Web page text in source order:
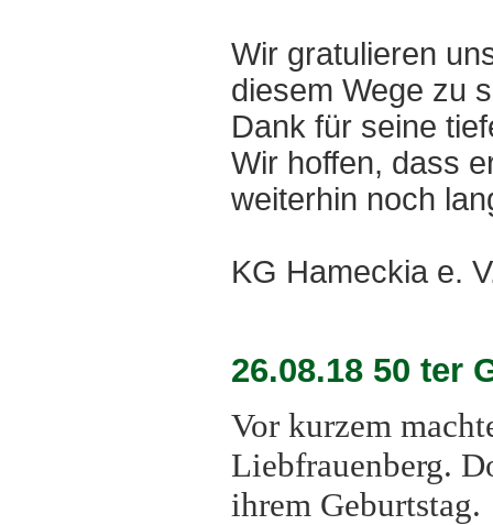
Wir gratulieren
diesem Wege zu
Dank für seine
Wir hoffen, dass
weiterhin noch
KG Hameckia e.
26.08.18 50 ter
Vor kurzem
Liebfrauenberg.
ihrem Geburtstag.